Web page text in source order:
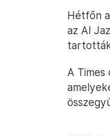
Hétfőn
az Al
A